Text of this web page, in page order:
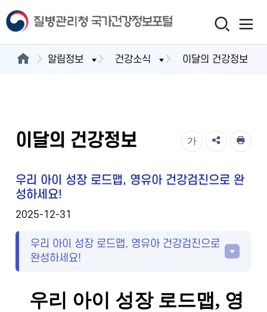
알림정보 건강소식 이달의 건강정보
이달의 건강정보 가
우리 아이 성장 로드맵, 영유아 건강검진으로 완
성하세요!
2025-12-31
우리 아이 성장 로드맵, 영유아 건강검진으로
완성하세요!
우리 아이 성장 로드맵, 영